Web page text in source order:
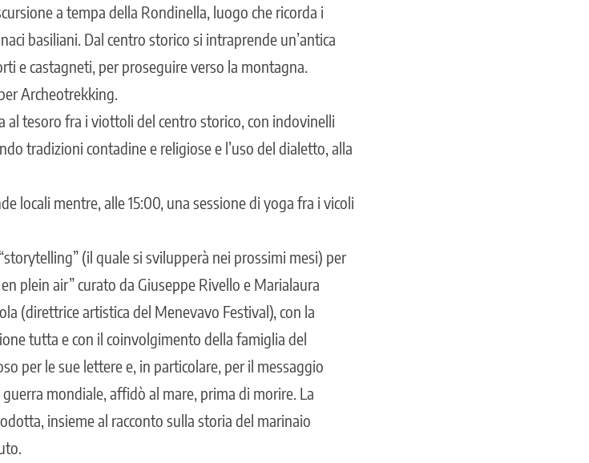
a tempa della Rondinella, luogo che ricorda i
basiliani. Dal centro storico si intraprende un’antica
e castagneti, per proseguire verso la montagna.
Archeotrekking.
al tesoro fra i viottoli del centro storico, con indovinelli
tradizioni contadine e religiose e l’uso del dialetto, alla
locali mentre, alle 15:00, una sessione di yoga fra i vicoli
(il quale si svilupperà nei prossimi mesi) per
plein air” curato da Giuseppe Rivello e Marialaura
(direttrice artistica del Menevavo Festival), con la
tutta e con il coinvolgimento della famiglia del
per le sue lettere e, in particolare, per il messaggio
mondiale, affidò al mare, prima di morire. La
insieme al racconto sulla storia del marinaio